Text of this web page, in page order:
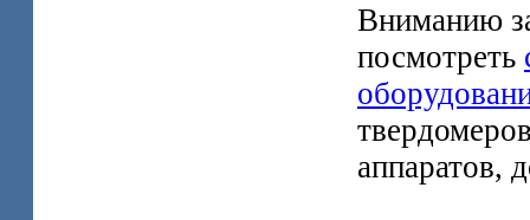
Вниманию
посмотреть
аппаратов,